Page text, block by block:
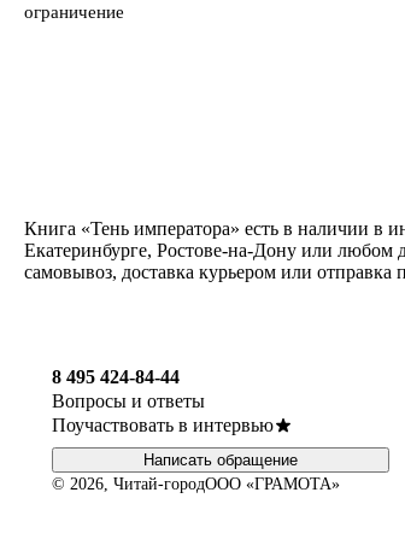
ограничение
Книга «Тень императора» есть в наличии в
Екатеринбурге, Ростове-на-Дону или любом
самовывоз, доставка курьером или
8 495 424-84-44
Вопросы и ответы
Поучаствовать в интервью
Написать обращение
© 2026, Читай-городООО «ГРАМОТА»